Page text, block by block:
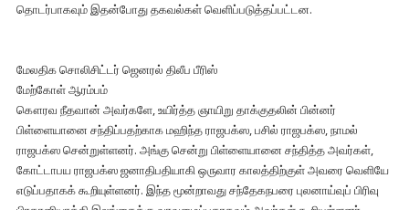
தொடர்பாகவும் இதன்போது தகவல்கள் வெளிப்படுத்தப்பட்டன.
மேலதிக சொலிசிட்டர் ஜெனரல் திலீப பீரிஸ்
மேற்கோள் ஆரம்பம்
கௌரவ நீதவான் அவர்களே, உயிர்த்த ஞாயிறு தாக்குதலின் பின்னர்
பிள்ளையானை சந்திப்பதற்காக மஹிந்த ராஜபக்ஸ, பசில் ராஜபக்ஸ, நாமல்
ராஜபக்ஸ சென்றுள்ளனர். அங்கு சென்று பிள்ளையானை சந்தித்த அவர்கள்,
கோட்டாபய ராஜபக்ஸ ஜனாதிபதியாகி ஒருவார காலத்திற்குள் அவரை வெளியே
எடுப்பதாகக் கூறியுள்ளனர். இந்த மூன்றாவது சந்தேகநபரை புலனாய்வுப் பிரிவு